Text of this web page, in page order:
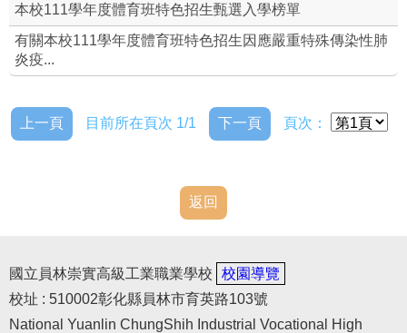
本校111學年度體育班特色招生甄選入學榜單
有關本校111學年度體育班特色招生因應嚴重特殊傳染性肺
炎疫...
上一頁 目前所在頁次 1/1 下一頁 頁次：
返回
國立員林崇實高級工業職業學校
校園導覽
校址 : 510002彰化縣員林市育英路103號
National Yuanlin ChungShih Industrial Vocational High